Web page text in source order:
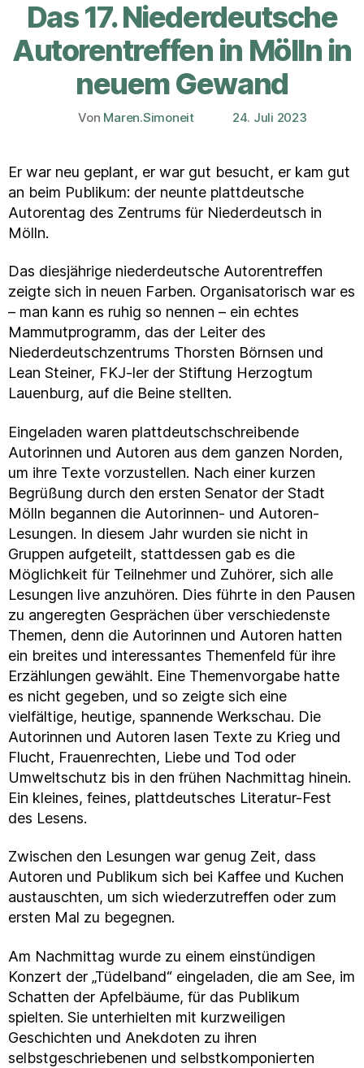
Das 17. Niederdeutsche
Autorentreffen in Mölln in
neuem Gewand
Beitragsautor
Von Maren.Simoneit Veröffentlichungsdatum
24. Juli 2023
Er war neu geplant, er war gut besucht, er kam gut
an beim Publikum: der neunte plattdeutsche
Autorentag des Zentrums für Niederdeutsch in
Mölln.
Das diesjährige niederdeutsche Autorentreffen
zeigte sich in neuen Farben. Organisatorisch war es
– man kann es ruhig so nennen – ein echtes
Mammutprogramm, das der Leiter des
Niederdeutschzentrums Thorsten Börnsen und
Lean Steiner, FKJ-ler der Stiftung Herzogtum
Lauenburg, auf die Beine stellten.
Eingeladen waren plattdeutschschreibende
Autorinnen und Autoren aus dem ganzen Norden,
um ihre Texte vorzustellen. Nach einer kurzen
Begrüßung durch den ersten Senator der Stadt
Mölln begannen die Autorinnen- und Autoren-
Lesungen. In diesem Jahr wurden sie nicht in
Gruppen aufgeteilt, stattdessen gab es die
Möglichkeit für Teilnehmer und Zuhörer, sich alle
Lesungen live anzuhören. Dies führte in den Pausen
zu angeregten Gesprächen über verschiedenste
Themen, denn die Autorinnen und Autoren hatten
ein breites und interessantes Themenfeld für ihre
Erzählungen gewählt. Eine Themenvorgabe hatte
es nicht gegeben, und so zeigte sich eine
vielfältige, heutige, spannende Werkschau. Die
Autorinnen und Autoren lasen Texte zu Krieg und
Flucht, Frauenrechten, Liebe und Tod oder
Umweltschutz bis in den frühen Nachmittag hinein.
Ein kleines, feines, plattdeutsches Literatur-Fest
des Lesens.
Zwischen den Lesungen war genug Zeit, dass
Autoren und Publikum sich bei Kaffee und Kuchen
austauschten, um sich wiederzutreffen oder zum
ersten Mal zu begegnen.
Am Nachmittag wurde zu einem einstündigen
Konzert der „Tüdelband“ eingeladen, die am See, im
Schatten der Apfelbäume, für das Publikum
spielten. Sie unterhielten mit kurzweiligen
Geschichten und Anekdoten zu ihren
selbstgeschriebenen und selbstkomponierten